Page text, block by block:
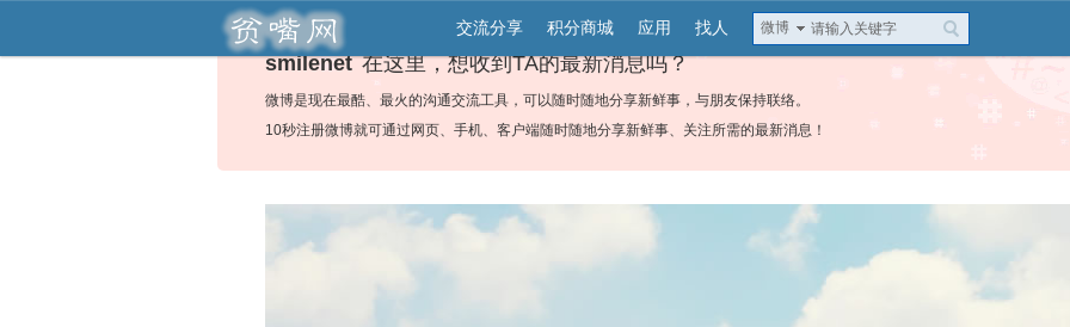
交流分享 积分商城 应用 找人 微博
smilenet 在这里，想收到TA的最新消息吗？
微博是现在最酷、最火的沟通交流工具，可以随时随地分享新鲜事，与朋友保持联络。
10秒注册微博就可通过网页、手机、客户端随时随地分享新鲜事、关注所需的最新消息！